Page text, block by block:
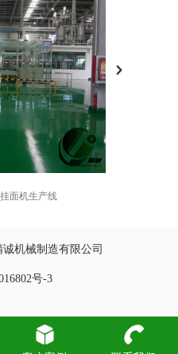
面机生产线
机械制造有限公司
号-3